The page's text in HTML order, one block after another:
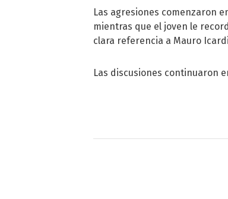
Las agresiones comenzaron
mientras que el joven le
clara referencia a Mauro
Las discusiones continuaron